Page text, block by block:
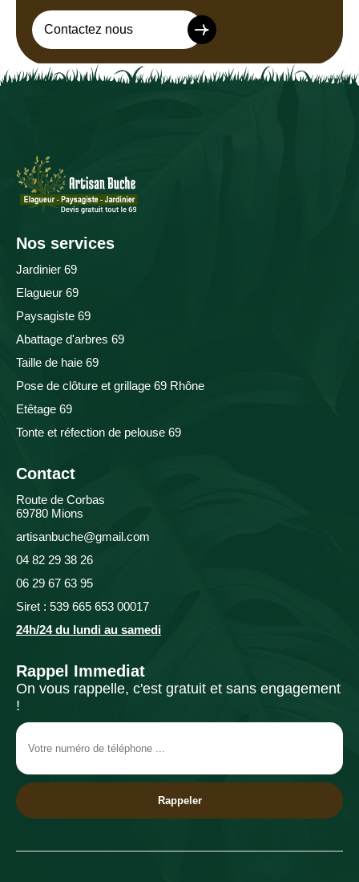
Contactez nous
Nos services
Jardinier 69
Elagueur 69
Paysagiste 69
Abattage d'arbres 69
Taille de haie 69
Pose de clôture et grillage 69 Rhône
Etêtage 69
Tonte et réfection de pelouse 69
Contact
Route de Corbas
69780 Mions
artisanbuche@gmail.com
04 82 29 38 26
06 29 67 63 95
Siret : 539 665 653 00017
24h/24 du lundi au samedi
Rappel Immediat
On vous rappelle, c'est gratuit et sans engagement
!